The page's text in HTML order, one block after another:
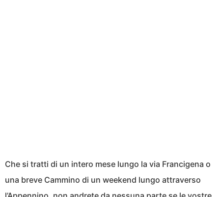
Che si tratti di un intero mese lungo la via Francigena o
una breve Cammino di un weekend lungo attraverso